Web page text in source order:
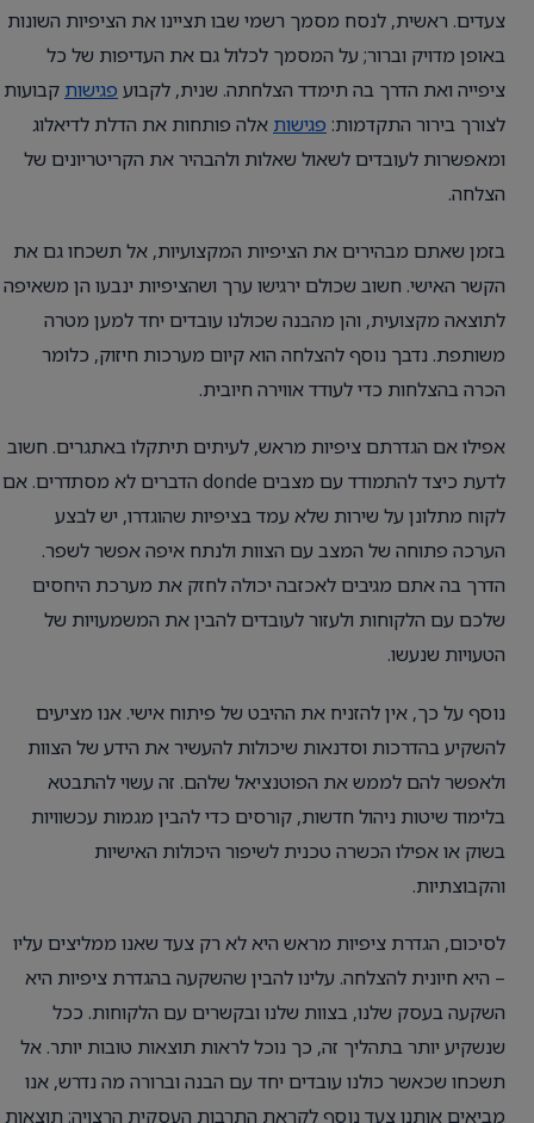
צעדים. ראשית, לנסח מסמך רשמי שבו תציינו את הציפיות השונות
באופן מדויק וברור; על המסמך לכלול גם את העדיפות של כל
ציפייה ואת הדרך בה תימדד הצלחתה. שנית, לקבוע פגישות קבועות
לצורך בירור התקדמות: פגישות אלה פותחות את הדלת לדיאלוג
ומאפשרות לעובדים לשאול שאלות ולהבהיר את הקריטריונים של
הצלחה.
בזמן שאתם מבהירים את הציפיות המקצועיות, אל תשכחו גם את
הקשר האישי. חשוב שכולם ירגישו ערך ושהציפיות ינבעו הן משאיפה
לתוצאה מקצועית, והן מהבנה שכולנו עובדים יחד למען מטרה
משותפת. נדבך נוסף להצלחה הוא קיום מערכות חיזוק, כלומר
הכרה בהצלחות כדי לעודד אווירה חיובית.
אפילו אם הגדרתם ציפיות מראש, לעיתים תיתקלו באתגרים. חשוב
לדעת כיצד להתמודד עם מצבים donde הדברים לא מסתדרים. אם
לקוח מתלונן על שירות שלא עמד בציפיות שהוגדרו, יש לבצע
הערכה פתוחה של המצב עם הצוות ולנתח איפה אפשר לשפר.
הדרך בה אתם מגיבים לאכזבה יכולה לחזק את מערכת היחסים
שלכם עם הלקוחות ולעזור לעובדים להבין את המשמעויות של
הטעויות שנעשו.
נוסף על כך, אין להזניח את ההיבט של פיתוח אישי. אנו מציעים
להשקיע בהדרכות וסדנאות שיכולות להעשיר את הידע של הצוות
ולאפשר להם לממש את הפוטנציאל שלהם. זה עשוי להתבטא
בלימוד שיטות ניהול חדשות, קורסים כדי להבין מגמות עכשוויות
בשוק או אפילו הכשרה טכנית לשיפור היכולות האישיות
והקבוצתיות.
לסיכום, הגדרת ציפיות מראש היא לא רק צעד שאנו ממליצים עליו
– היא חיונית להצלחה. עלינו להבין שהשקעה בהגדרת ציפיות היא
השקעה בעסק שלנו, בצוות שלנו ובקשרים עם הלקוחות. ככל
שנשקיע יותר בתהליך זה, כך נוכל לראות תוצאות טובות יותר. אל
תשכחו שכאשר כולנו עובדים יחד עם הבנה וברורה מה נדרש, אנו
מביאים אותנו צעד נוסף לקראת התרבות העסקית הרצויה: תוצאות